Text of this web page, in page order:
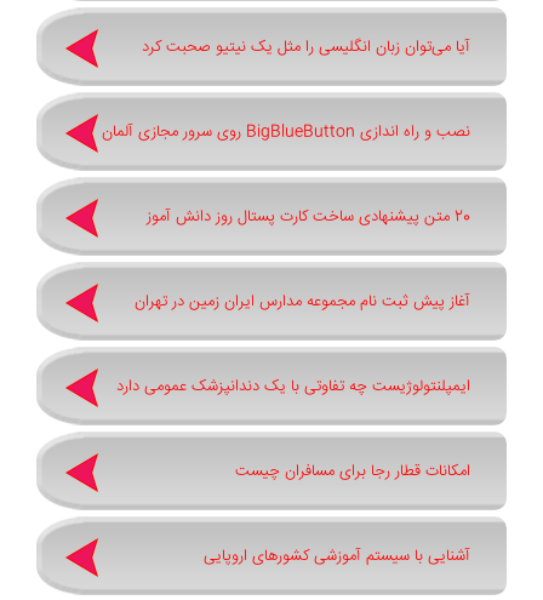
آیا می‌توان زبان انگلیسی را مثل یک نیتیو صحبت کرد
نصب و راه اندازی BigBlueButton روی سرور مجازی آلمان
20 متن پیشنهادی ساخت کارت پستال روز دانش آموز
آغاز پیش ثبت‌ نام مجموعه مدارس ایران زمین در تهران
ایمپلنتولوژیست چه تفاوتی با یک دندانپزشک عمومی دارد
امکانات قطار رجا برای مسافران چیست
آشنایی با سیستم آموزشی کشورهای اروپایی